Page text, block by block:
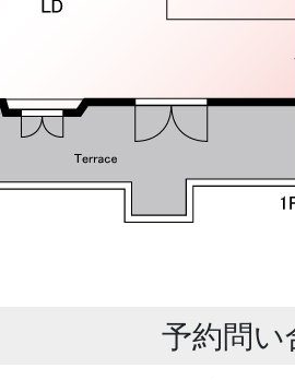
予約問い